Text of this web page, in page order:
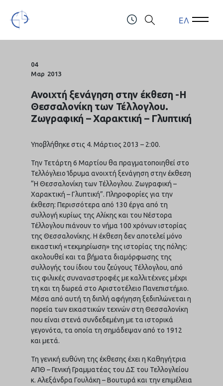
Open Menu ΕΛ Open
04
Μαρ 2013
Ανοιχτή ξενάγηση στην έκθεση -Η
Θεσσαλονίκη των Τέλλογλου.
Ζωγραφική – Χαρακτική – Γλυπτική
Υποβλήθηκε στις 4. Μάρτιος 2013 – 2:00.
Την Τετάρτη 6 Μαρτίου θα πραγματοποιηθεί στο
Τελλόγλειο Ίδρυμα ανοιχτή ξενάγηση στην έκθεση
“Η Θεσσαλονίκη των Τέλλογλου. Ζωγραφική –
Χαρακτική – Γλυπτική”. Πληροφορίες για την
έκθεση: Περισσότερα από 130 έργα από τη
συλλογή κυρίως της Αλίκης και του Νέστορα
Τέλλογλου πιάνουν το νήμα 100 χρόνων ιστορίας
της Θεσσαλονίκης. Η έκθεση δεν αποτελεί μόνο
εικαστική «τεκμηρίωση» της ιστορίας της πόλης:
ακολουθεί και τα βήματα διαμόρφωσης της
συλλογής του ίδιου του ζεύγους Τέλλογλου, από
τις φιλικές συναναστροφές με καλλιτέχνες μέχρι
τη και τη δωρεά στο Αριστοτέλειο Πανεπιστήμιο.
Μέσα από αυτή τη διπλή αφήγηση ξεδιπλώνεται η
πορεία των εικαστικών τεχνών στη Θεσσαλονίκη
που είναι στενά συνδεδεμένη με τα ιστορικά
γεγονότα, τα οποία τη σημάδεψαν από το 1912
και μετά.
Τη γενική ευθύνη της έκθεσης έχει η Καθηγήτρια
ΑΠΘ – Γενική Γραμματέας του ΔΣ του Τελλογλείου
κ. Αλεξάνδρα Γουλάκη – Βουτυρά και την επιμέλεια